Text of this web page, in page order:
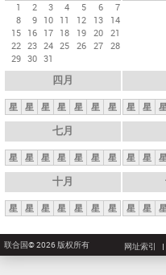
1
2 3 4 5 6
7
8
9 10 11 12 13
14
15 16 17 18 19 20 21
22 23 24 25 26 27 28
29 30 31
四月
星 星 星 星 星 星 星 星 星
七月
星 星 星 星 星 星 星 星 星
十月
星 星 星 星 星 星 星 星 星
联合国© 2026 版权所有 网址索引